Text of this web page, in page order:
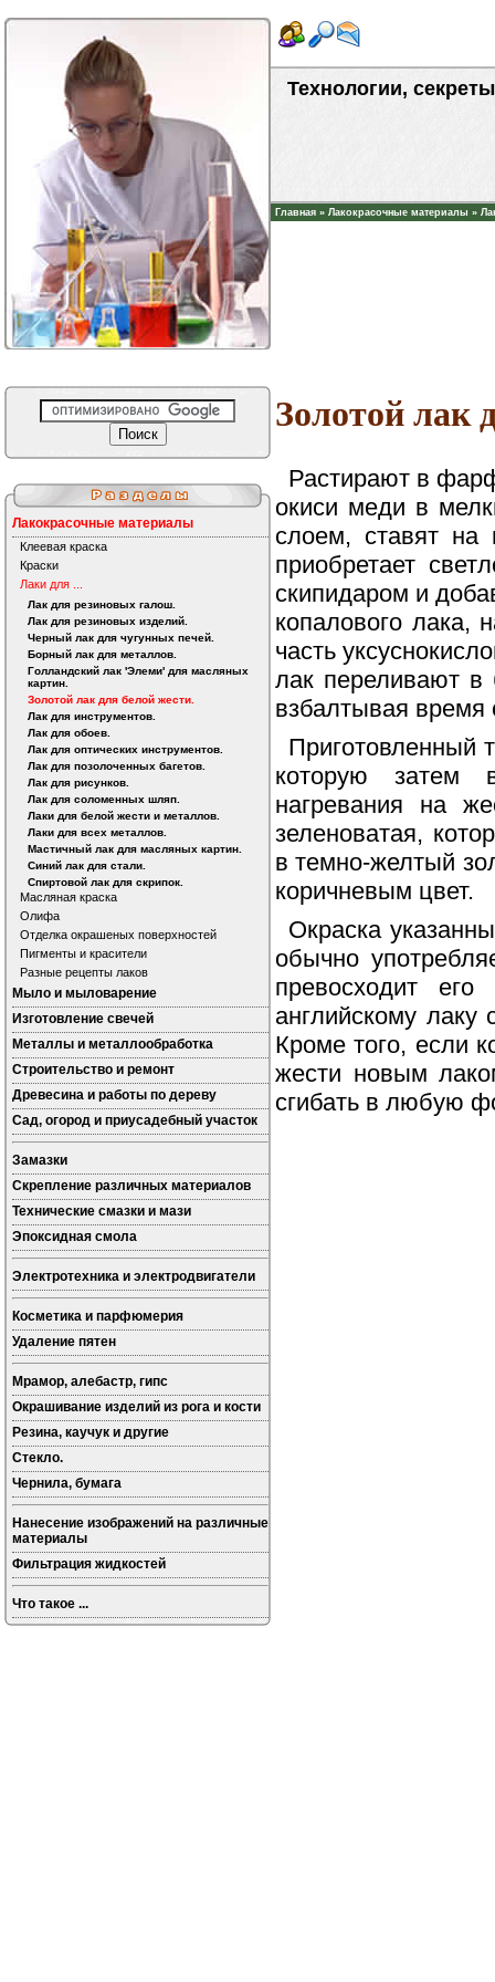
Технологии,
Главная » Лакокрасочные материалы »
Лакокрасочные материалы
Клеевая краска
Краски
Лаки для ...
Лак для резиновых галош.
Лак для резиновых изделий.
Черный лак для чугунных печей.
Борный лак для металлов.
Голландский лак 'Элеми' для масляных
картин.
Золотой лак для белой жести.
Лак для инструментов.
Лак для обоев.
Лак для оптических инструментов.
Лак для позолоченных багетов.
Лак для рисунков.
Лак для соломенных шляп.
Лаки для белой жести и металлов.
Лаки для всех металлов.
Мастичный лак для масляных картин.
Синий лак для стали.
Спиртовой лак для скрипок.
Масляная краска
Олифа
Отделка окрашеных поверхностей
Пигменты и красители
Разные рецепты лаков
Мыло и мыловарение
Изготовление свечей
Металлы и металлообработка
Строительство и ремонт
Древесина и работы по дереву
Сад, огород и приусадебный участок
Замазки
Скрепление различных материалов
Технические смазки и мази
Эпоксидная смола
Электротехника и электродвигатели
Косметика и парфюмерия
Удаление пятен
Мрамор, алебастр, гипс
Окрашивание изделий из рога и кости
Резина, каучук и другие
Стекло.
Чернила, бумага
Нанесение изображений на различные
материалы
Фильтрация жидкостей
Что такое ...
Золотой лак
Растирают в
окиси меди в
слоем, ставят на
приобретает
скипидаром и
копалового лака,
часть
лак переливают в
взбалтывая время
Приготовленный
которую затем
нагревания на
зеленоватая,
в темно-желтый
коричневым цвет.
Окраска
обычно
превосходит
английскому лаку
Кроме того, если
жести новым
сгибать в любую